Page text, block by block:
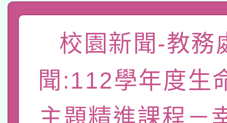
礎課程
A3數位素養講師名單
「數位內容與教學軟
薪期間赴陸應申請許可
轉知經濟部水利署委託
業技術研究院辦理「
115年8月22日(星期六
校園新聞-教務
聞:112學年度生
主題精進課程－